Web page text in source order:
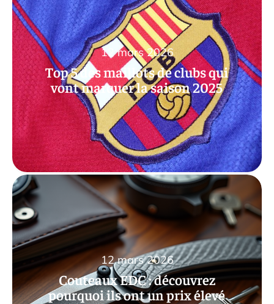
Top 5 des maillots de clubs qui
vont marquer la saison 2025
12 mars 2026
Couteaux EDC : découvrez
pourquoi ils ont un prix élevé
12 mars 2026